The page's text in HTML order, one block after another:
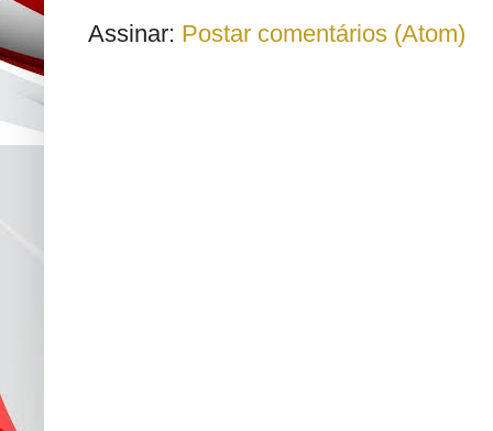
Assinar: Postar comentários (Atom)